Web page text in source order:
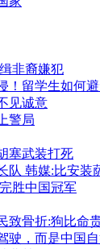
非裔嫌犯
！留学生如何避
见诚意
警局
塞武装打死
队 韩媒:比安装
胜中国冠军
致骨折:狗比命
驶，而是中国